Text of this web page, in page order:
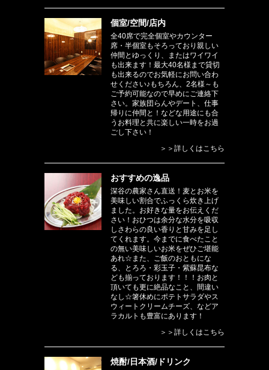
個室/空間/店内
全40席で完全個室やカウンター
席・半個室もそろっており親しい
仲間とゆっくり、またはワイワイ
も出来ます！最大40名様まで貸切
も出来るのでお気軽にお問い合わ
せください♪もちろん、2名様～も
ご予約可能なので早めにご連絡下
さい。家族団らんやデート、仕事
帰りに仲間と！などな用途にも合
うお料理と共に楽しい一時をお過
ごし下さい！
＞＞詳しくはこちら
おすすめの逸品
深谷の農家さん直送！麦とお米を
美味しい割合でふっくら炊き上げ
ました。お好きな量をお伝えくだ
さい！おひつは余分な水分を吸収
しさわらの良い香りと甘みを足し
てくれます。今までに食べたこと
の無い美味しいお米をぜひご堪能
あれ☆また、ご飯のおともにな
る、とろろ・彩玉子・紫蘇昆布な
ども揃っております！！！お肉と
頂いても更に絶品なこと、間違い
なし☆箸休めにポテトサラダやス
ウィートクリームチーズ、などア
ラカルトも豊富にあります！
＞＞詳しくはこちら
焼酎/日本酒/ドリンク